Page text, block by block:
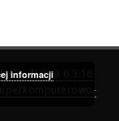
dLibra 6.3.16
informacji